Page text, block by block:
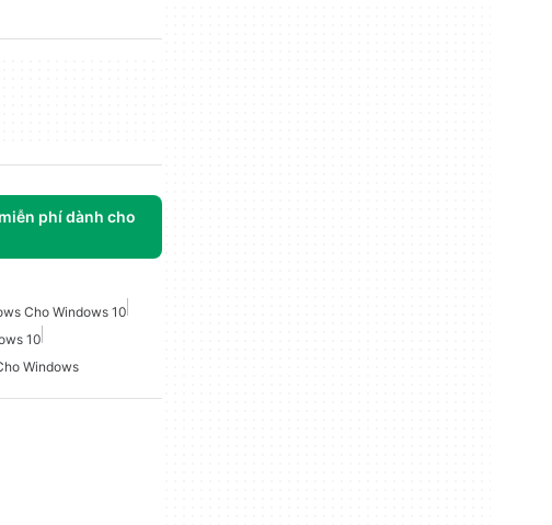
phí dành cho
Cho Windows 10
10
Windows